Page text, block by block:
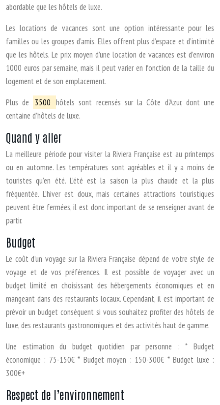
abordable que les hôtels de luxe.
Les locations de vacances sont une option intéressante pour les
familles ou les groupes d’amis. Elles offrent plus d’espace et d’intimité
que les hôtels. Le prix moyen d’une location de vacances est d’environ
1000 euros par semaine, mais il peut varier en fonction de la taille du
logement et de son emplacement.
Plus de
3500 hôtels sont recensés sur la Côte d’Azur, dont une
centaine d’hôtels de luxe.
Quand y aller
La meilleure période pour visiter la Riviera Française est au printemps
ou en automne. Les températures sont agréables et il y a moins de
touristes qu’en été. L’été est la saison la plus chaude et la plus
fréquentée. L’hiver est doux, mais certaines attractions touristiques
peuvent être fermées, il est donc important de se renseigner avant de
partir.
Budget
Le coût d’un voyage sur la Riviera Française dépend de votre style de
voyage et de vos préférences. Il est possible de voyager avec un
budget limité en choisissant des hébergements économiques et en
mangeant dans des restaurants locaux. Cependant, il est important de
prévoir un budget conséquent si vous souhaitez profiter des hôtels de
luxe, des restaurants gastronomiques et des activités haut de gamme.
Une estimation du budget quotidien par personne : * Budget
économique : 75-150€ * Budget moyen : 150-300€ * Budget luxe :
300€+
Respect de l’environnement